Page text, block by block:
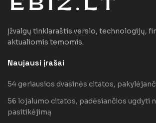
Įžvalgų tinklaraštis verslo, technologijų,
aktualiomis temomis.
Naujausi įrašai
54 geriausios dvasinės citatos,
56 lojalumo citatos, padėsiančios ugdyti
pasitikėjimą